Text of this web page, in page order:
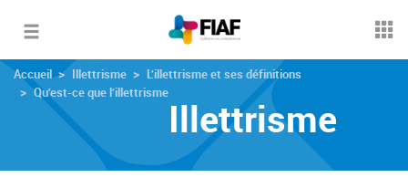
Toggle
Accueil Illettrisme
L’illettrisme et ses définitions
Qu’est-ce que l’illettrisme
Illettrisme